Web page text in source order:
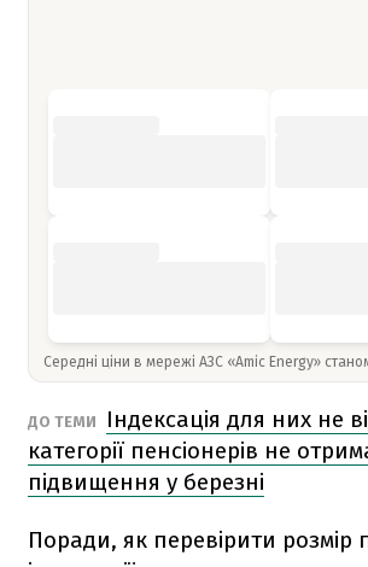
Середні ціни в мережі АЗС «Amic Energy»
ДО ТЕМИ
Індексація для них не
категорії пенсіонерів не
підвищення у березні
Поради, як перевірити розмір